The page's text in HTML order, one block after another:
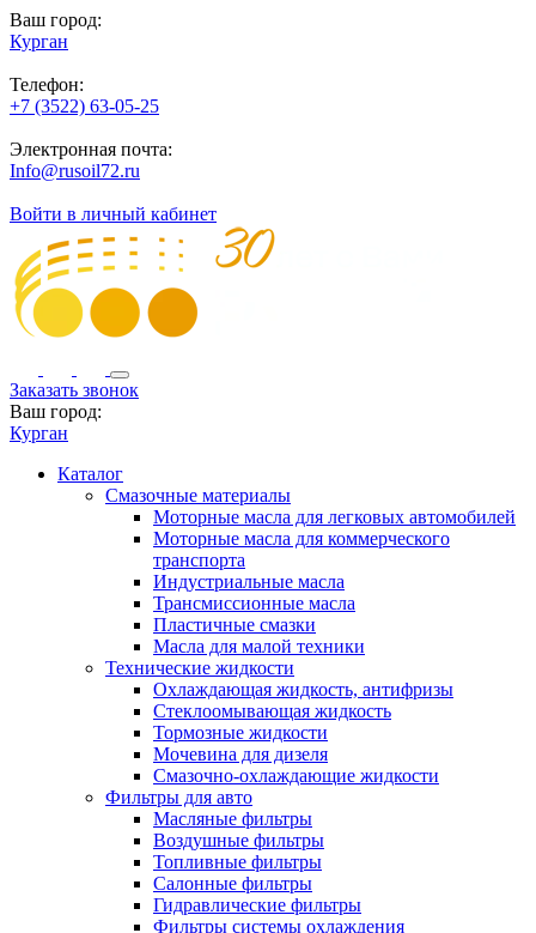
Ваш город:
Курган
Телефон:
+7 (3522) 63-05-25
Электронная почта:
Info@rusoil72.ru
Войти в личный кабинет
Заказать звонок
Ваш город:
Курган
Каталог
Смазочные материалы
Моторные масла для легковых автомобилей
Моторные масла для коммерческого
транспорта
Индустриальные масла
Трансмиссионные масла
Пластичные смазки
Масла для малой техники
Технические жидкости
Охлаждающая жидкость, антифризы
Стеклоомывающая жидкость
Тормозные жидкости
Мочевина для дизеля
Смазочно-охлаждающие жидкости
Фильтры для авто
Масляные фильтры
Воздушные фильтры
Топливные фильтры
Салонные фильтры
Гидравлические фильтры
Фильтры системы охлаждения